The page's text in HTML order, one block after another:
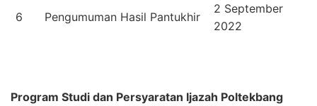
6 Pengumuman Hasil Pantukhir
2 September
2022
Program Studi dan Persyaratan Ijazah Poltekbang